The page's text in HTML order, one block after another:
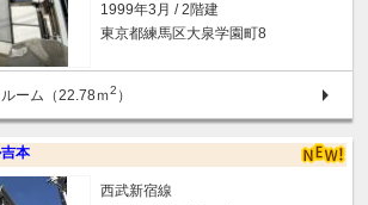
1999年3月 / 2階建
東京都練馬区大泉学園町8
ーム（22.78ｍ2 ）
本
西武新宿線